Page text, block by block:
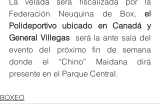
Federación Neuquina de Box, el
Polideportivo ubicado en Canadá y
General Villegas será la ante sala del
evento del próximo fin de semana
donde el “Chino” Maidana dirá
presente en el Parque Central.
BOXEO